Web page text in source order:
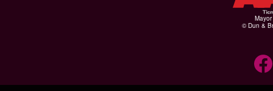
© Dun &